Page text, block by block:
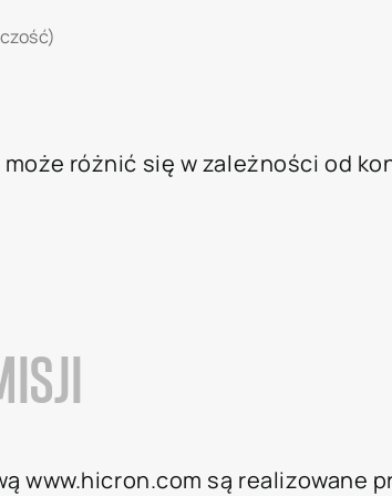
różnić się w zależności od
www.hicron.com są realizowane